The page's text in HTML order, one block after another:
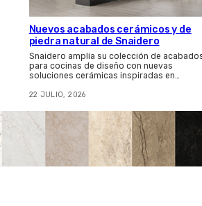
Nuevos acabados cerámicos y de
piedra natural de Snaidero
Snaidero amplía su colección de
para cocinas de diseño con nuevas
soluciones cerámicas inspiradas en…
22 JULIO, 2026